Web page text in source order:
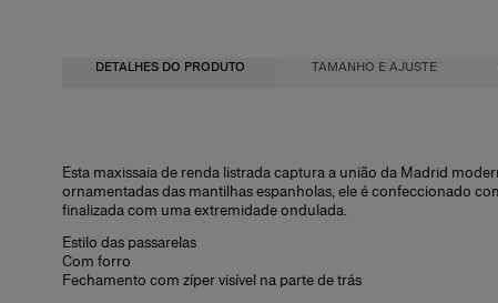
DETALHES DO PRODUTO TAMANHO E AJUSTE
Esta maxissaia de renda listrada captura a união da Madrid
ornamentadas das mantilhas espanholas, ele é confeccionado
finalizada com uma extremidade ondulada.
Estilo das passarelas
Com forro
Fechamento com zíper visível na parte de trás
Cintura alta, corte justo, comprimento mídi
Acabamento de peso médio em renda floral
A modelo mede 180 cm/ 5’11” e veste tamanho US 2
31,5"
100% poliéster
Instruções de lavagem
Lave somente a seco
Produzido nos